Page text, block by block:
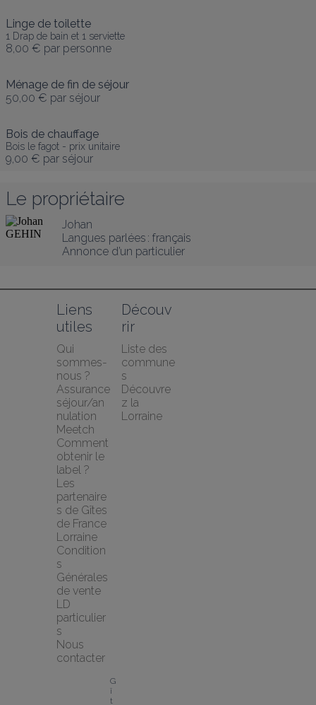
Linge de toilette
1 Drap de bain et 1 serviette
8,00 € par personne
Ménage de fin de séjour
50,00 € par séjour
Bois de chauffage
Bois le fagot - prix unitaire
9,00 € par séjour
Le propriétaire
Johan
Langues parlées : français
Annonce d’un particulier
Liens
utiles
Qui
sommes-
nous ?
Assurance
séjour/an
nulation
Meetch
Comment
obtenir le
label ?
Les
partenaire
s de Gîtes
de France
Lorraine
Condition
s
Générales
de vente
LD
particulier
s
Nous
contacter
Découv
rir
Liste des
commune
s
Découvre
z la
Lorraine
G
î
t